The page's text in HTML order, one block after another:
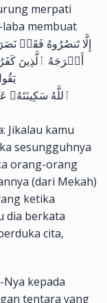
merpati
membuat
أَخۡرَجَهُ ٱلَّذِينَ
ٱللَّهُ
sesungguhnya
orang-orang
(dari Mekah)
ketika
dia berkata
cita,
kepada
tentara yang